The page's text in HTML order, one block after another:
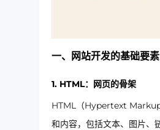
一、网站开发的基础要素
1. HTML：网页的骨架
HTML（Hypertext
和内容，包括文本、图片、